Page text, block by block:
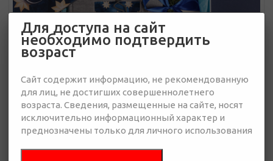
Задача. Новогодние подарки 2026
Смотреть полностью
Для доступа на сайт
необходимо подтвердить
возраст
Сайт содержит информацию, не рекомендованную
для лиц, не достигших совершеннолетнего
возраста. Сведения, размещенные на сайте, носят
исключительно информационный характер и
преднозначены только для личного использования